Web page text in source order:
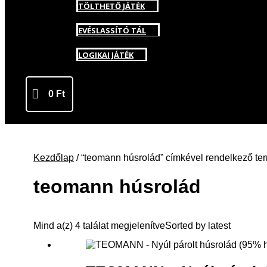
TÖLTHETŐ JÁTÉK
EVÉSLASSÍTÓ TÁL
LOGIKAI JÁTÉK
0 Ft
Kezdőlap / “teomann húsrolád” címkével rendelkező
teomann húsrolád
Mind a(z) 4 találat megjelenítveSorted by latest